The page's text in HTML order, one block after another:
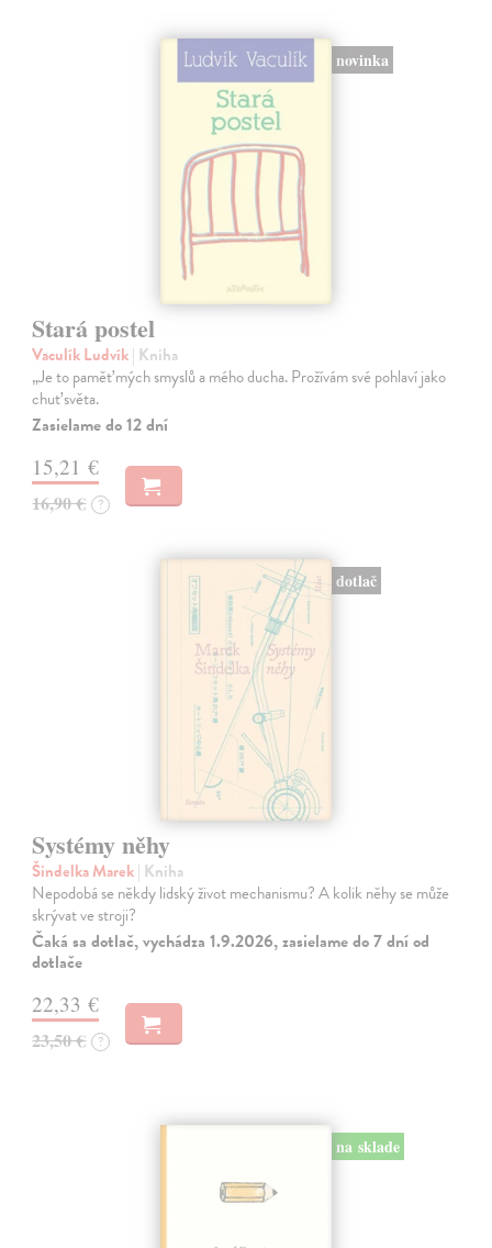
novinka
Stará postel
Vaculík Ludvík| Kniha
„Je to paměť mých smyslů a mého ducha. Prožívám své pohlaví jako
chuť světa.
Zasielame do 12 dní
15,21 €
16,90 € ?
dotlač
Systémy něhy
Šindelka Marek| Kniha
Nepodobá se někdy lidský život mechanismu? A kolik něhy se může
skrývat ve stroji?
Čaká sa dotlač, vychádza 1.9.2026, zasielame do 7 dní od
dotlače
22,33 €
23,50 € ?
na sklade